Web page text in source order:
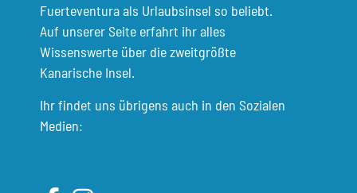
Fuerteventura als Urlaubsinsel so beliebt.
Auf unserer Seite erfahrt ihr alles
Wissenswerte über die zweitgrößte
Kanarische Insel.
Ihr findet uns übrigens auch in den Sozialen
Medien: